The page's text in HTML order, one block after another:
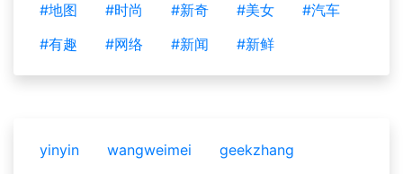
#地图
#时尚 #新奇 #美女
#汽车
#有趣
#网络 #新闻 #新鲜
yinyin wangweimei
geekzhang